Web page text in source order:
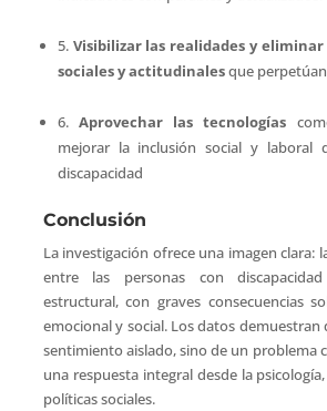
5. Visibilizar las realidades y
sociales y actitudinalesque
6.Aprovechar las tecnologías
mejorar la inclusión social y laboral
discapacidad
Conclusión
La investigación ofrece una imagen clara:
entre las personas con
estructural, con graves consecuencias
emocional y social. Los datos
sentimiento aislado, sino de un problema
una respuesta integral desde la
políticas sociales.